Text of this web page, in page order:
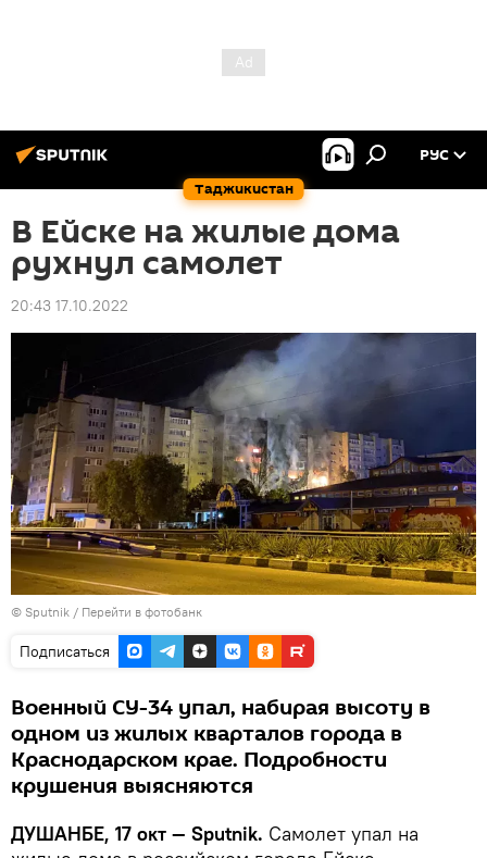
Таджикистан
РУС
В Ейске на жилые дома
рухнул самолет
20:43 17.10.2022
© Sputnik / Перейти в фотобанк
Подписаться
Военный CУ-34 упал, набирая высоту в
одном из жилых кварталов города в
Краснодарском крае. Подробности
крушения выясняются
ДУШАНБЕ, 17 окт — Sputnik. Самолет упал на